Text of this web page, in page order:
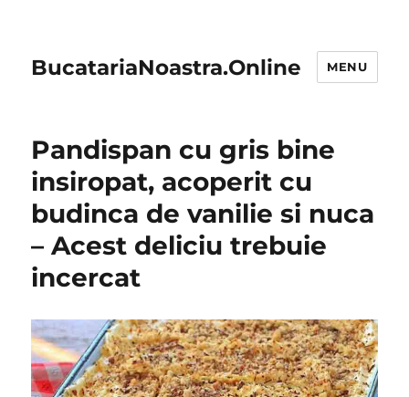
BucatariaNoastra.Online MENU
Pandispan cu gris bine
insiropat, acoperit cu
budinca de vanilie si nuca
– Acest deliciu trebuie
incercat